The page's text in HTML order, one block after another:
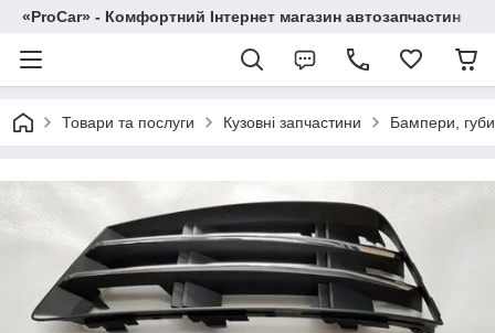
«ProCar» - Комфортний Інтернет магазин автозапчастин
Товари та послуги Кузовні запчастини Бампери,